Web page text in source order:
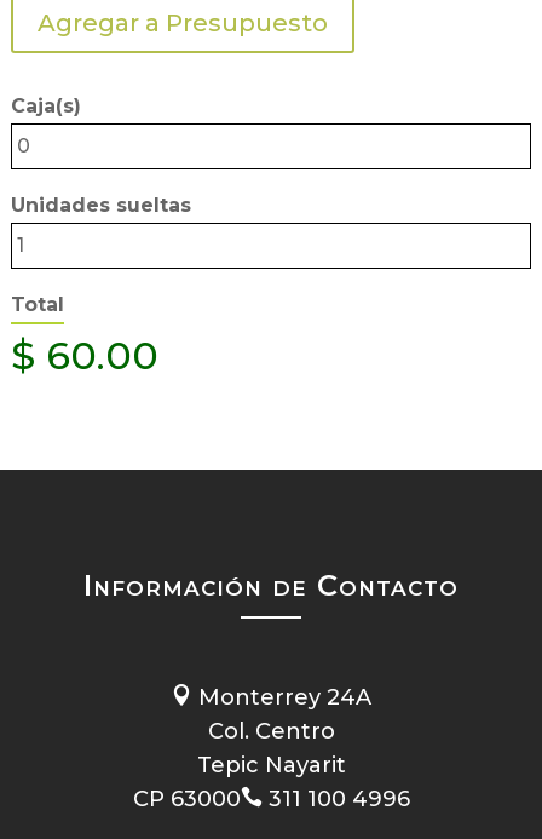
11oz.
cantidad
Agregar a Presupuesto
Caja(s)
0
Unidades sueltas
1
Total
$ 60.00
Información de Contacto
 Monterrey 24A
Col. Centro
Tepic Nayarit
CP 63000311 100 4996